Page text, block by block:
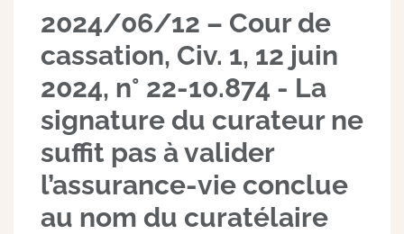
2024/06/12 – Cour de
cassation, Civ. 1, 12 juin
2024, n° 22-10.874 - La
signature du curateur ne
suffit pas à valider
l’assurance-vie conclue
au nom du curatélaire